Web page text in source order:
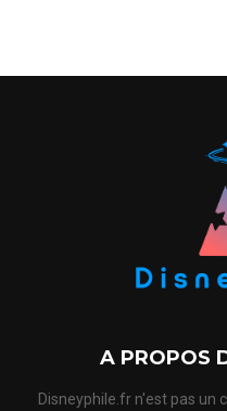
A PROPOS
Disneyphile.fr n'est pas un